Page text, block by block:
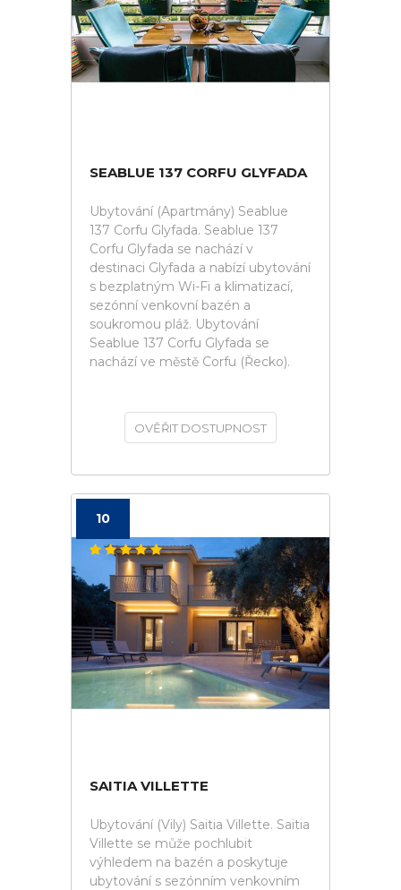
SEABLUE 137 CORFU GLYFADA
Ubytování (Apartmány) Seablue
137 Corfu Glyfada. Seablue 137
Corfu Glyfada se nachází v
destinaci Glyfada a nabízí ubytování
s bezplatným Wi-Fi a klimatizací,
sezónní venkovní bazén a
soukromou pláž. Ubytování
Seablue 137 Corfu Glyfada se
nachází ve městě Corfu (Řecko).
OVĚŘIT DOSTUPNOST
10
SAITIA VILLETTE
Ubytování (Vily) Saitia Villette. Saitia
Villette se může pochlubit
výhledem na bazén a poskytuje
ubytování s sezónním venkovním